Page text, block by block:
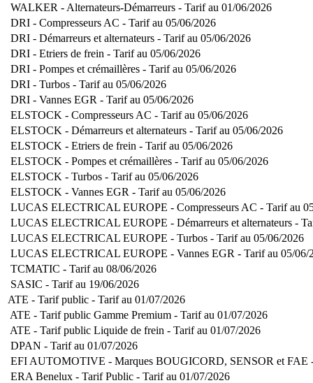
WALKER - Alternateurs-Démarreurs - Tarif au 01/06/2026
DRI - Compresseurs AC - Tarif au 05/06/2026
DRI - Démarreurs et alternateurs - Tarif au 05/06/2026
DRI - Etriers de frein - Tarif au 05/06/2026
DRI - Pompes et crémaillères - Tarif au 05/06/2026
DRI - Turbos - Tarif au 05/06/2026
DRI - Vannes EGR - Tarif au 05/06/2026
ELSTOCK - Compresseurs AC - Tarif au 05/06/2026
ELSTOCK - Démarreurs et alternateurs - Tarif au 05/06/2026
ELSTOCK - Etriers de frein - Tarif au 05/06/2026
ELSTOCK - Pompes et crémaillères - Tarif au 05/06/2026
ELSTOCK - Turbos - Tarif au 05/06/2026
ELSTOCK - Vannes EGR - Tarif au 05/06/2026
LUCAS ELECTRICAL EUROPE - Compresseurs AC - Tarif au
LUCAS ELECTRICAL EUROPE - Démarreurs et alternateurs -
LUCAS ELECTRICAL EUROPE - Turbos - Tarif au 05/06/2026
LUCAS ELECTRICAL EUROPE - Vannes EGR - Tarif au 05/06/
TCMATIC - Tarif au 08/06/2026
SASIC - Tarif au 19/06/2026
ATE - Tarif public - Tarif au 01/07/2026
ATE - Tarif public Gamme Premium - Tarif au 01/07/2026
ATE - Tarif public Liquide de frein - Tarif au 01/07/2026
DPAN - Tarif au 01/07/2026
EFI AUTOMOTIVE - Marques BOUGICORD, SENSOR et FAE
ERA Benelux - Tarif Public - Tarif au 01/07/2026